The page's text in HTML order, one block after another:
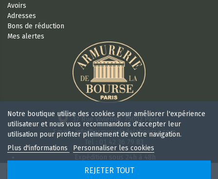
Avoirs
Adresses
Bons de réduction
Mes alertes
37 Rue Vivienne, 75002 Paris
Email : info@armureriedelabourse.com
Retour sous 15 jours
Notre boutique utilise des cookies pour améliorer l'expérience
utilisateur et nous vous recommandons d'accepter leur
utilisation pour profiter pleinement de votre navigation.
Plus d'informations
Personnaliser les cookies
REJETER TOUT